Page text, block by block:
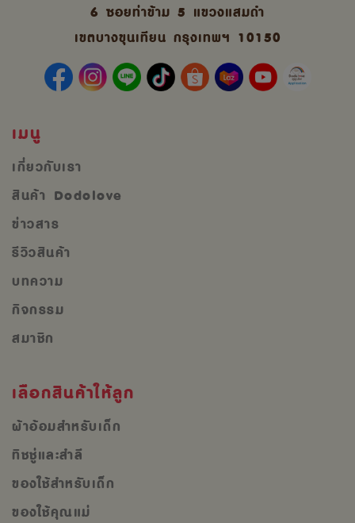
6 ซอยท่าข้าม 5 แขวงแสมดำ
เขตบางขุนเทียน กรุงเทพฯ 10150
เมนู
เกี่ยวกับเรา
สินค้า Dodolove
ข่าวสาร
รีวิวสินค้า
บทความ
กิจกรรม
สมาชิก
เลือกสินค้าให้ลูก
ผ้าอ้อมสำหรับเด็ก
ทิชชู่และสำลี
ของใช้สำหรับเด็ก
ของใช้คุณแม่